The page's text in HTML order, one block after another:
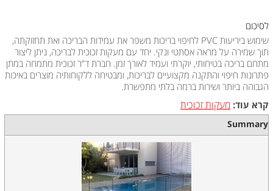
לסיכום
שימוש ביריעות PVC לחיפוי בריכות משפר את עמידות הבריכה ואת תחזוקתה,
תוך שמירה על מראה אסתטי ונקי. יחד עם מעקות זכוכית לבריכה, ניתן ליצור
מתחם בריכה בטיחותי, יוקרתי ועמיד לאורך זמן. חברת ד”ר זכוכית מתמחה במתן
פתרונות חיפוי והתקנה מקצועיים לבריכות, ומבטיחה ללקוחותיה מוצרים באיכות
הגבוהה ביותר ושירות ברמה בלתי מתפשרת.
קרא עוד: מעקות זכוכית
Summary